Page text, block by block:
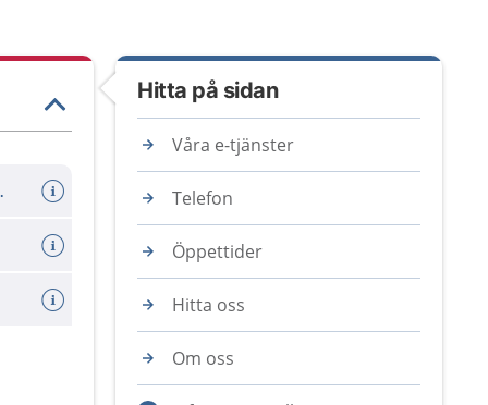
tid
Hitta på sidan
Våra e-tjänster
Telefon
Öppettider
Hitta oss
Om oss